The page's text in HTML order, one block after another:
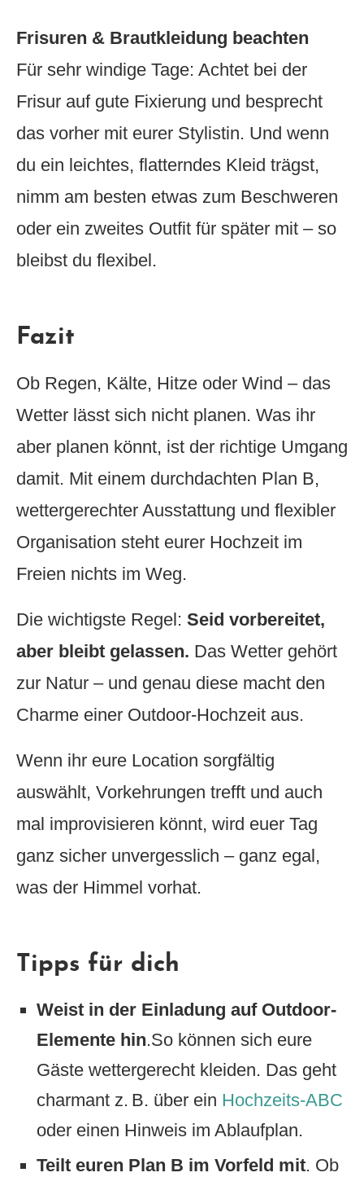
Frisuren & Brautkleidung beachten
Für sehr windige Tage: Achtet bei der
Frisur auf gute Fixierung und besprecht
das vorher mit eurer Stylistin. Und wenn
du ein leichtes, flatterndes Kleid trägst,
nimm am besten etwas zum Beschweren
oder ein zweites Outfit für später mit – so
bleibst du flexibel.
Fazit
Ob Regen, Kälte, Hitze oder Wind – das
Wetter lässt sich nicht planen. Was ihr
aber planen könnt, ist der richtige Umgang
damit. Mit einem durchdachten Plan B,
wettergerechter Ausstattung und flexibler
Organisation steht eurer Hochzeit im
Freien nichts im Weg.
Die wichtigste Regel: Seid vorbereitet,
aber bleibt gelassen. Das Wetter gehört
zur Natur – und genau diese macht den
Charme einer Outdoor-Hochzeit aus.
Wenn ihr eure Location sorgfältig
auswählt, Vorkehrungen trefft und auch
mal improvisieren könnt, wird euer Tag
ganz sicher unvergesslich – ganz egal,
was der Himmel vorhat.
Tipps für dich
Weist in der Einladung auf Outdoor-
Elemente hin.So können sich eure
Gäste wettergerecht kleiden. Das geht
charmant z. B. über ein Hochzeits-ABC
oder einen Hinweis im Ablaufplan.
Teilt euren Plan B im Vorfeld mit. Ob